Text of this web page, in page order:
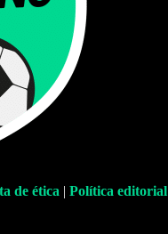
de ética | Política editorial